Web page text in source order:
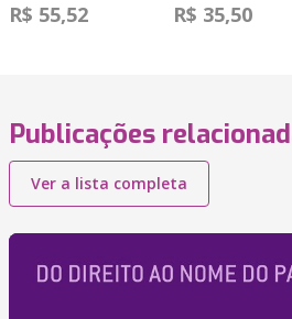
R$ 55,52 R$ 35,50
Publicações
Ver a lista completa